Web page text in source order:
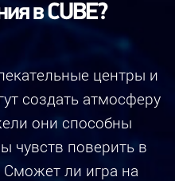
в CUBE?
центры и
создать атмосферу
они способны
чувств поверить в
Сможет ли игра на